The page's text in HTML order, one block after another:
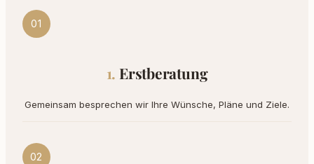
01
Erstberatung
Gemeinsam besprechen wir Ihre Wünsche, Pläne und Ziele.
02